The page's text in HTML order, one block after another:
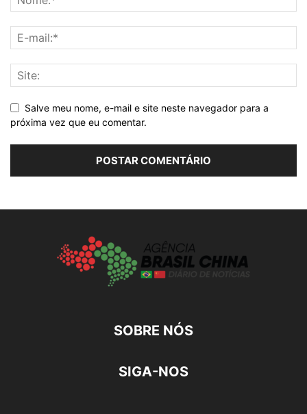
Salve meu nome, e-mail e site neste navegador para a
próxima vez que eu comentar.
SOBRE NÓS
SIGA-NOS